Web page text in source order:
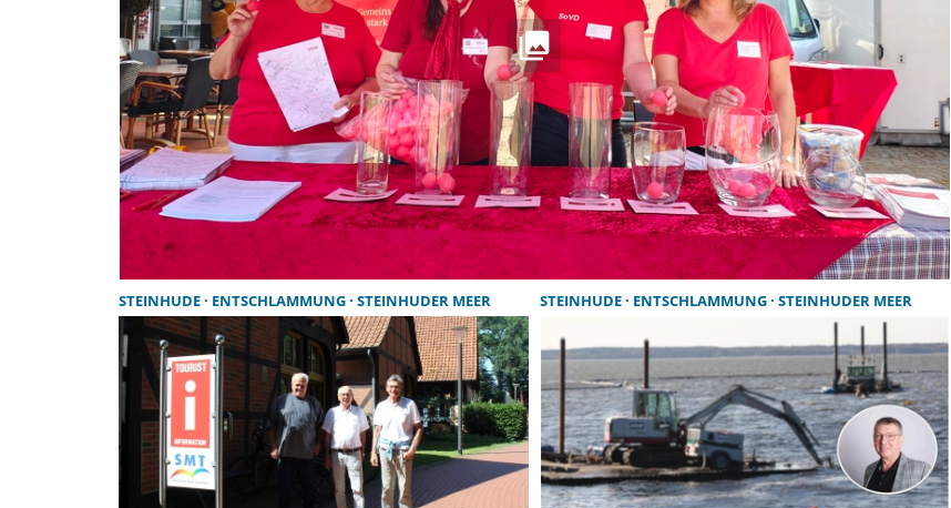
STEINHUDE ENTSCHLAMMUNG STEINHUDER MEER STEINHUDE ENTSCHLAMMUNG STEINHUDER MEER